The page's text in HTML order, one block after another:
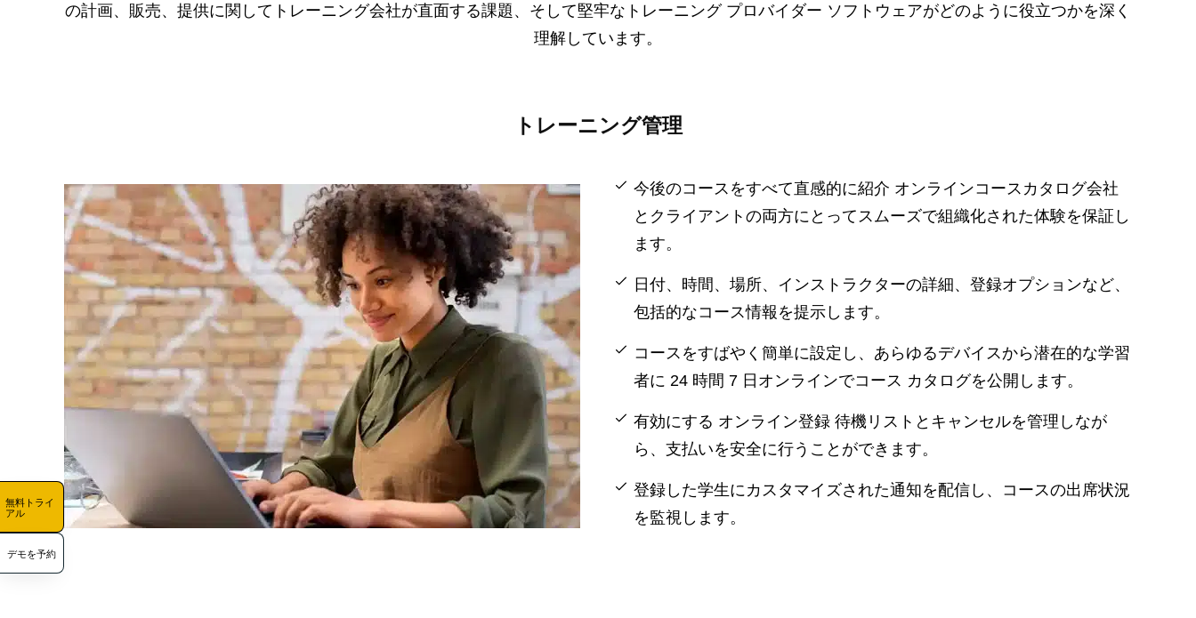
無料トライ
アル
デモを予約
の計画、販売、提供に関してトレーニング会社が直面する課題、そして堅牢なトレーニング プロバイダー ソフトウェアがどのように役立つかを深く
理解しています。
トレーニング管理
今後のコースをすべて直感的に紹介 オンラインコースカタログ会社
とクライアントの両方にとってスムーズで組織化された体験を保証し
ます。
日付、時間、場所、インストラクターの詳細、登録オプションなど、
包括的なコース情報を提示します。
コースをすばやく簡単に設定し、あらゆるデバイスから潜在的な学習
者に 24 時間 7 日オンラインでコース カタログを公開します。
有効にする オンライン登録 待機リストとキャンセルを管理しなが
ら、支払いを安全に行うことができます。
登録した学生にカスタマイズされた通知を配信し、コースの出席状況
を監視します。